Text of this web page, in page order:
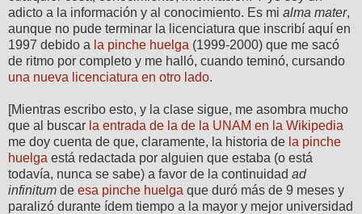
adicto a la información y al conocimiento. Es mi alma mater,
aunque no pude terminar la licenciatura que inscribí aquí en
1997 debido a la pinche huelga (1999-2000) que me sacó
de ritmo por completo y me halló, cuando teminó, cursando
una nueva licenciatura en otro lado.
[Mientras escribo esto, y la clase sigue, me asombra mucho
que al buscar la entrada de la de la UNAM en la Wikipedia
me doy cuenta de que, claramente, la historia de la pinche
huelga está redactada por alguien que estaba (o está
todavía, nunca se sabe) a favor de la continuidad ad
infinitum de esa pinche huelga que duró más de 9 meses y
paralizó durante ídem tiempo a la mayor y mejor universidad